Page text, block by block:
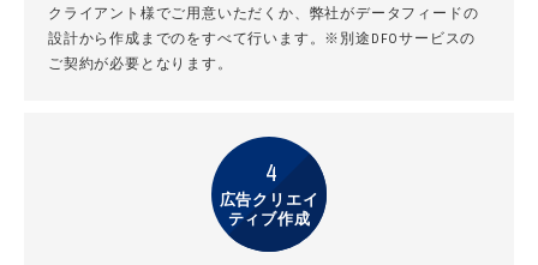
クライアント様でご用意いただくか、弊社がデータフィードの
設計から作成までのをすべて行います。※別途DFOサービスの
ご契約が必要となります。
4
広告クリエイ
ティブ作成